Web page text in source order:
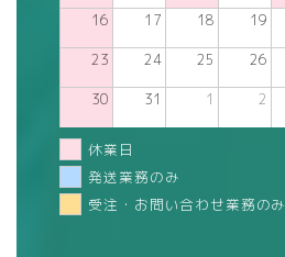
16 17 18 19
23 24 25 26
30 31 1 2
休業日
発送業務のみ
受注・お問い合わせ業務のみ